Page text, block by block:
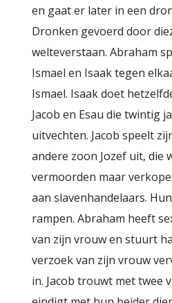
en gaat er later in een
Dronken gevoerd door
welteverstaan. Abraham
Ismael en Isaak tegen
Ismael. Isaak doet
Jacob en Esau die twintig
uitvechten. Jacob speelt
andere zoon Jozef uit, die
vermoorden maar
aan slavenhandelaars.
rampen. Abraham heeft
van zijn vrouw en stuurt
verzoek van zijn vrouw
in. Jacob trouwt met twee